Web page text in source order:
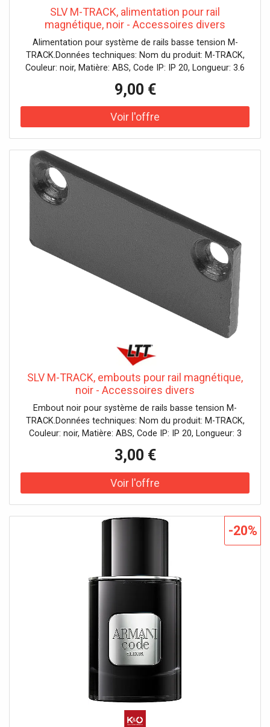
SLV M-TRACK, alimentation pour rail
magnétique, noir - Accessoires divers
Alimentation pour système de rails basse tension M-
TRACK.Données techniques: Nom du produit: M-TRACK,
Couleur: noir, Matière: ABS, Code IP: IP 20, Longueur: 3.6
9,00 €
SLV M-TRACK, embouts pour rail magnétique,
noir - Accessoires divers
Embout noir pour système de rails basse tension M-
TRACK.Données techniques: Nom du produit: M-TRACK,
Couleur: noir, Matière: ABS, Code IP: IP 20, Longueur: 3
cm, Largeur: 1.4 cm, Hauteur: 0.5 cm, Poids net: 0 kg
3,00 €
-20%